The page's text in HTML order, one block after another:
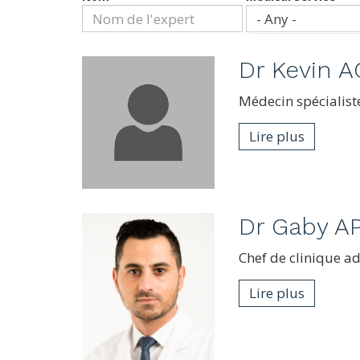
- Any -
Dr Kevin
Médecin
Lire plus
Dr Gaby
Chef de clinique
Lire plus